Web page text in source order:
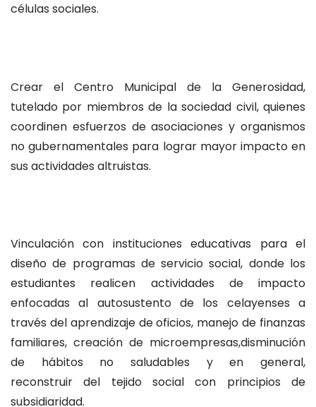
células sociales.
Crear el Centro Municipal de la Generosidad,
tutelado por miembros de la sociedad civil, quienes
coordinen esfuerzos de asociaciones y organismos
no gubernamentales para lograr mayor impacto en
sus actividades altruistas.
Vinculación con instituciones educativas para el
diseño de programas de servicio social, donde los
estudiantes realicen actividades de impacto
enfocadas al autosustento de los celayenses a
través del aprendizaje de oficios, manejo de finanzas
familiares, creación de microempresas,disminución
de hábitos no saludables y en general,
reconstruir del tejido social con principios de
subsidiaridad.